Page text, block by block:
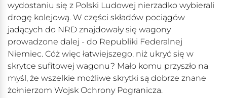
wydostaniu się z Polski Ludowej nierzadko wybierali
drogę kolejową. W części składów pociągów
jadących do NRD znajdowały się wagony
prowadzone dalej - do Republiki Federalnej
Niemiec. Cóż więc łatwiejszego, niż ukryć się w
skrytce sufitowej wagonu? Mało komu przyszło na
myśl, że wszelkie możliwe skrytki są dobrze znane
żołnierzom Wojsk Ochrony Pogranicza.